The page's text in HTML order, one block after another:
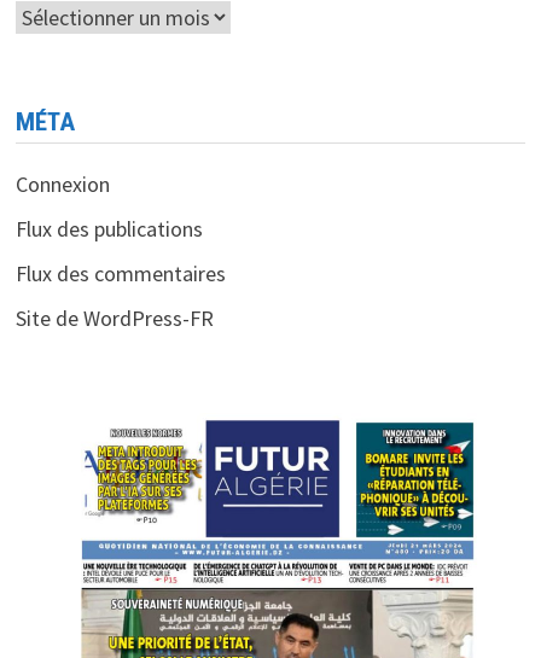
Archives
MÉTA
Connexion
Flux des publications
Flux des commentaires
Site de WordPress-FR